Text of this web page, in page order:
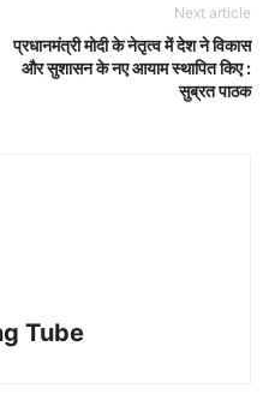
Next article
प्रधानमंत्री मोदी के नेतृत्व में देश ने विकास
और सुशासन के नए आयाम स्थापित किए :
सुब्रत पाठक
Tube